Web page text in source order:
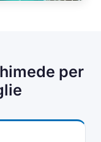
per